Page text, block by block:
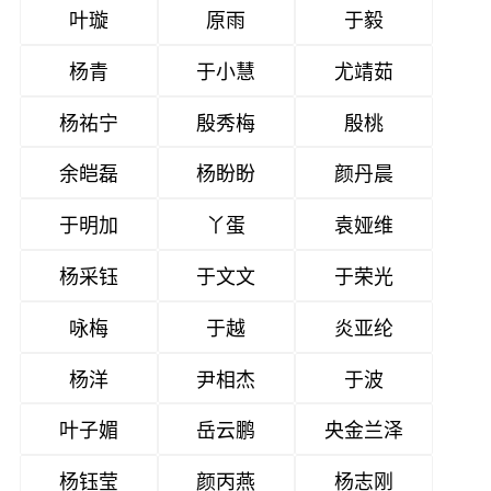
叶璇 原雨
于毅
杨青
于小慧
尤靖茹
杨祐宁
殷秀梅
殷桃
余皑磊
杨盼盼
颜丹晨
于明加
丫蛋
袁娅维
杨采钰
于文文
于荣光
咏梅
于越
炎亚纶
杨洋
尹相杰
于波
叶子媚
岳云鹏
央金兰泽
杨钰莹
颜丙燕 杨志刚